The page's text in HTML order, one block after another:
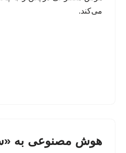
می‌کند.
هوش مصنوعی به